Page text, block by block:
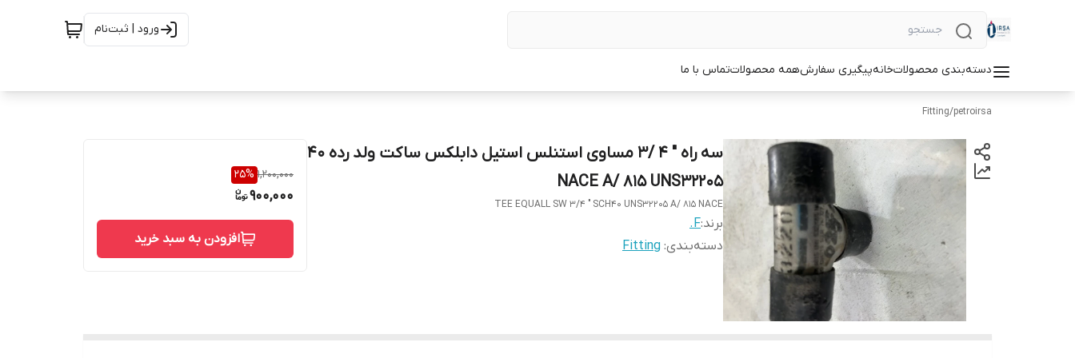
ورود | ثبت‌نام
دسته‌بندی محصولاتخانهپیگیری سفارشهمه محصولاتتماس با ما
petroirsa
/
Fitting
سه راه " 4 /3 مساوی استنلس استیل دابلکس ساکت ولد رده 40
NACE A/ 815 UNS32205
TEE EQUALL SW 3/4 " SCH40 UNS32205 A/ 815 NACE
برند:F.
دسته‌بندی:
Fitting
1,200,000
25%
900,000
افزودن به سبد خرید